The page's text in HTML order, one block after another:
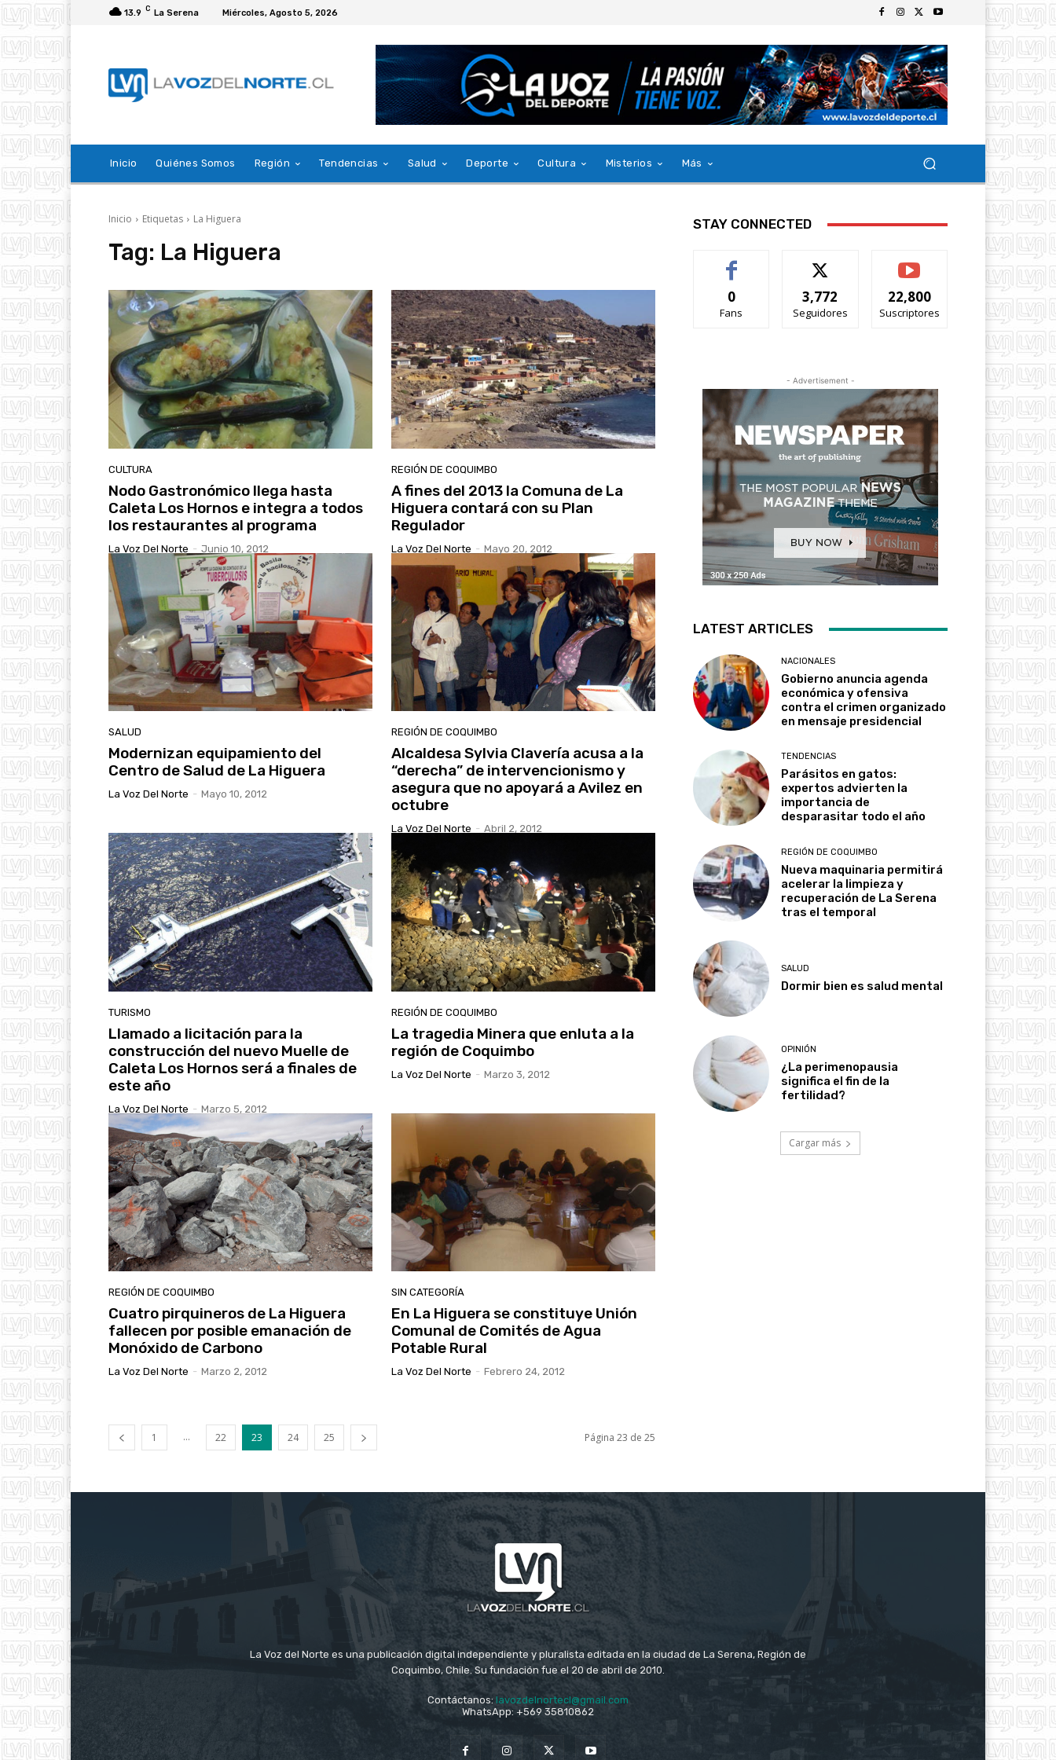
13.9 C La Serena Miércoles, Agosto 5, 2026
Inicio Quiénes Somos Región Tendencias Salud Deporte Cultura Misterios Más
Inicio Etiquetas La Higuera
Tag: La Higuera
CULTURA
Nodo Gastronómico llega hasta
Caleta Los Hornos e integra a todos
los restaurantes al programa
La Voz Del Norte - Junio 10, 2012
REGIÓN DE COQUIMBO
A fines del 2013 la Comuna de La
Higuera contará con su Plan
Regulador
La Voz Del Norte - Mayo 20, 2012
SALUD
Modernizan equipamiento del
Centro de Salud de La Higuera
La Voz Del Norte - Mayo 10, 2012
REGIÓN DE COQUIMBO
Alcaldesa Sylvia Clavería acusa a la
“derecha” de intervencionismo y
asegura que no apoyará a Avilez en
octubre
La Voz Del Norte - Abril 2, 2012
TURISMO
Llamado a licitación para la
construcción del nuevo Muelle de
Caleta Los Hornos será a finales de
este año
La Voz Del Norte - Marzo 5, 2012
REGIÓN DE COQUIMBO
La tragedia Minera que enluta a la
región de Coquimbo
La Voz Del Norte - Marzo 3, 2012
REGIÓN DE COQUIMBO
Cuatro pirquineros de La Higuera
fallecen por posible emanación de
Monóxido de Carbono
La Voz Del Norte - Marzo 2, 2012
SIN CATEGORÍA
En La Higuera se constituye Unión
Comunal de Comités de Agua
Potable Rural
La Voz Del Norte - Febrero 24, 2012
1 ... 22 23 24 25 Página 23 de 25
STAY CONNECTED
0
Fans
3,772
Seguidores
22,800
Suscriptores
- Advertisement -
LATEST ARTICLES
NACIONALES
Gobierno anuncia agenda
económica y ofensiva
contra el crimen organizado
en mensaje presidencial
TENDENCIAS
Parásitos en gatos:
expertos advierten la
importancia de
desparasitar todo el año
REGIÓN DE COQUIMBO
Nueva maquinaria permitirá
acelerar la limpieza y
recuperación de La Serena
tras el temporal
SALUD
Dormir bien es salud mental
OPINIÓN
¿La perimenopausia
significa el fin de la
fertilidad?
Cargar más
La Voz del Norte es una publicación digital independiente y pluralista editada en la ciudad de La Serena, Región de
Coquimbo, Chile. Su fundación fue el 20 de abril de 2010.
Contáctanos: lavozdelnortecl@gmail.com
WhatsApp: +569 35810862